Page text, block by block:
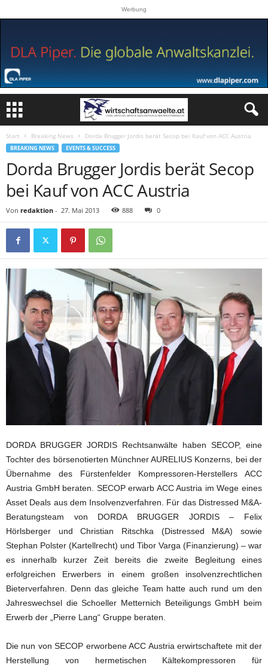
Werbung
Start Breaking News Dorda Brugger Jordis berät Secop bei Kauf von ACC Austria
BREAKING NEWS EVENTS & SUCCESS
Dorda Brugger Jordis berät Secop
bei Kauf von ACC Austria
Von redaktion - 27. Mai 2013 888 0
DORDA BRUGGER JORDIS Rechtsanwälte haben SECOP, eine
Tochter des börsenotierten Münchner AURELIUS Konzerns, bei der
Übernahme des Fürstenfelder Kompressoren-Herstellers ACC
Austria GmbH beraten. SECOP erwarb ACC Austria im Wege eines
Asset Deals aus dem Insolvenzverfahren. Für das Distressed M&A-
Beratungsteam von DORDA BRUGGER JORDIS – Felix
Hörlsberger und Christian Ritschka (Distressed M&A) sowie
Stephan Polster (Kartellrecht) und Tibor Varga (Finanzierung) – war
es innerhalb kurzer Zeit bereits die zweite Begleitung eines
erfolgreichen Erwerbers in einem großen insolvenzrechtlichen
Bieterverfahren. Denn das gleiche Team hatte auch rund um den
Jahreswechsel die Schoeller Metternich Beteiligungs GmbH beim
Erwerb der „Pierre Lang“ Gruppe beraten.
Die nun von SECOP erworbene ACC Austria erwirtschaftete mit der
Herstellung von hermetischen Kältekompressoren für